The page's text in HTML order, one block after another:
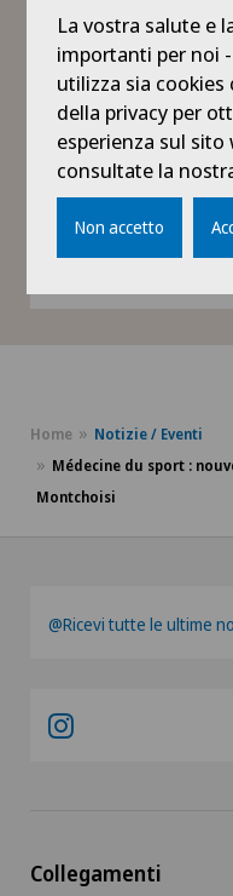
soit chez les athlètes
amateurs ou les
un mode de vie actif
Elle vise à
l'exercice tout en
Home
Notizie / Eventi
Médecine du sport :
Montchoisi
@Ricevi tutte le ultime
Collegamenti
La vostra salute e
importanti per noi
utilizza sia
della privacy per
esperienza sul sito
consultate la
Non accetto